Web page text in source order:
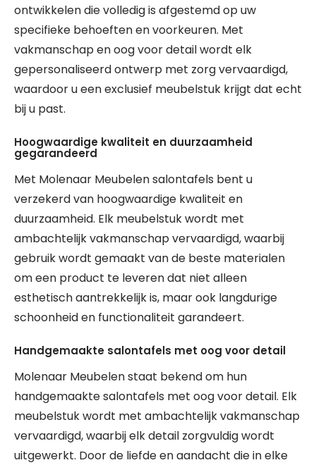
ontwikkelen die volledig is afgestemd op uw
specifieke behoeften en voorkeuren. Met
vakmanschap en oog voor detail wordt elk
gepersonaliseerd ontwerp met zorg vervaardigd,
waardoor u een exclusief meubelstuk krijgt dat echt
bij u past.
Hoogwaardige kwaliteit en duurzaamheid
gegarandeerd
Met Molenaar Meubelen salontafels bent u
verzekerd van hoogwaardige kwaliteit en
duurzaamheid. Elk meubelstuk wordt met
ambachtelijk vakmanschap vervaardigd, waarbij
gebruik wordt gemaakt van de beste materialen
om een product te leveren dat niet alleen
esthetisch aantrekkelijk is, maar ook langdurige
schoonheid en functionaliteit garandeert.
Handgemaakte salontafels met oog voor detail
Molenaar Meubelen staat bekend om hun
handgemaakte salontafels met oog voor detail. Elk
meubelstuk wordt met ambachtelijk vakmanschap
vervaardigd, waarbij elk detail zorgvuldig wordt
uitgewerkt. Door de liefde en aandacht die in elke